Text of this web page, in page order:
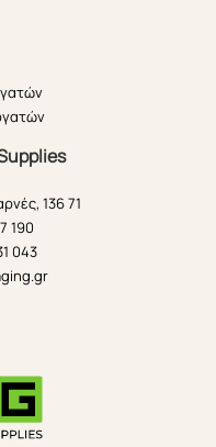
136 71
190
043